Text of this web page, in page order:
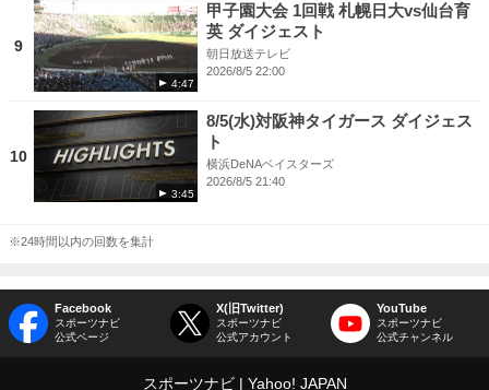
9
4:47
甲子園大会 1回戦 札幌日大vs仙台育
英 ダイジェスト
朝日放送テレビ
2026/8/5 22:00
10
3:45
8/5(水)対阪神タイガース ダイジェス
ト
横浜DeNAベイスターズ
2026/8/5 21:40
※24時間以内の回数を集計
Facebook
スポーツナビ
公式ページ
X(旧Twitter)
スポーツナビ
公式アカウント
YouTube
スポーツナビ
公式チャンネル
スポーツナビ Yahoo! JAPAN